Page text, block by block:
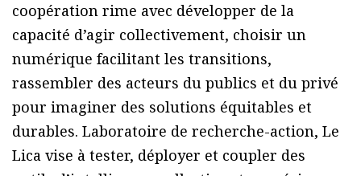
coopération rime avec développer de la
capacité d’agir collectivement, choisir un
numérique facilitant les transitions,
rassembler des acteurs du publics et du privé
pour imaginer des solutions équitables et
durables. Laboratoire de recherche-action, Le
Lica vise à tester, déployer et coupler des